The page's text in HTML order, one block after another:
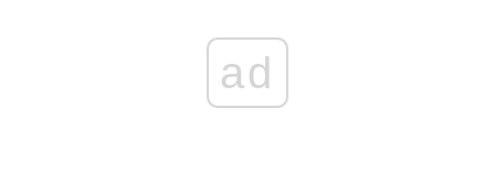
ad